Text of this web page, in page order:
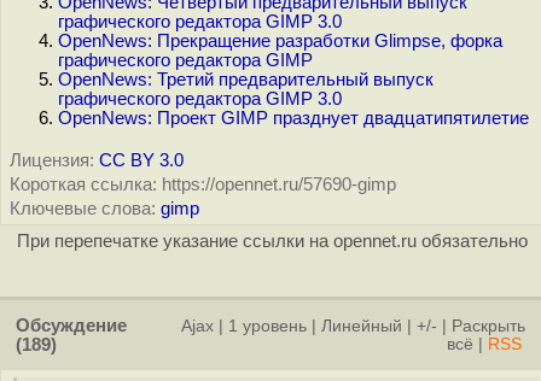
графического редактора GIMP 3.0
OpenNews: Прекращение разработки Glimpse, форка
графического редактора GIMP
OpenNews: Третий предварительный выпуск
графического редактора GIMP 3.0
OpenNews: Проект GIMP празднует двадцатипятилетие
Лицензия: CC BY 3.0
Короткая ссылка: https://opennet.ru/57690-gimp
Ключевые слова: gimp
При перепечатке указание ссылки на opennet.ru обязательно
Обсуждение
(189)
Ajax 1 уровень Линейный +/-
Раскрыть
всё
RSS